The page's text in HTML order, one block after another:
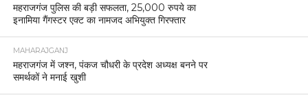
महराजगंज पुलिस की बड़ी सफलता, 25,000 रुपये का
इनामिया गैंगस्टर एक्ट का नामजद अभियुक्त गिरफ्तार
MAHARAJGANJ
महराजगंज में जश्न, पंकज चौधरी के प्रदेश अध्यक्ष बनने पर
समर्थकों ने मनाई खुशी